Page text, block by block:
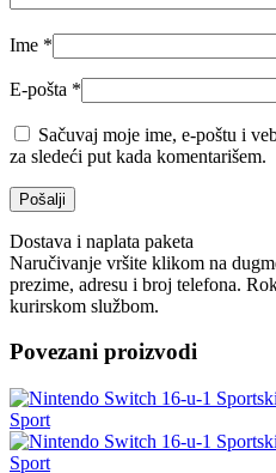
Ime *
E-pošta *
Sačuvaj moje ime, e-poštu i
za sledeći put kada komentarišem.
Dostava i naplata paketa
Naručivanje vršite klikom na
prezime, adresu i broj telefona.
kurirskom službom.
Povezani proizvodi